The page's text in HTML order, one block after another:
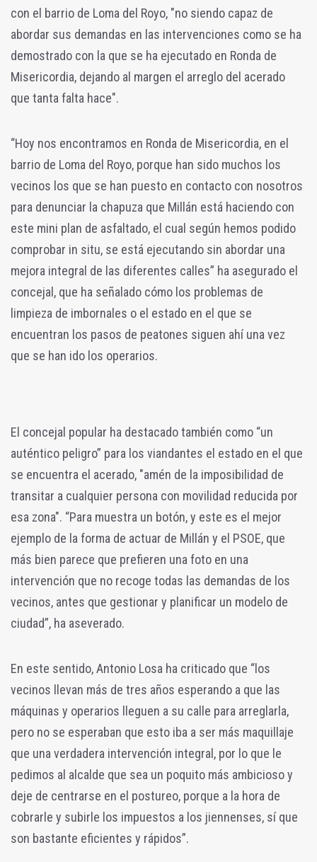
con el barrio de Loma del Royo, "no siendo capaz de
abordar sus demandas en las intervenciones como se ha
demostrado con la que se ha ejecutado en Ronda de
Misericordia, dejando al margen el arreglo del acerado
que tanta falta hace".
“Hoy nos encontramos en Ronda de Misericordia, en el
barrio de Loma del Royo, porque han sido muchos los
vecinos los que se han puesto en contacto con nosotros
para denunciar la chapuza que Millán está haciendo con
este mini plan de asfaltado, el cual según hemos podido
comprobar in situ, se está ejecutando sin abordar una
mejora integral de las diferentes calles” ha asegurado el
concejal, que ha señalado cómo los problemas de
limpieza de imbornales o el estado en el que se
encuentran los pasos de peatones siguen ahí una vez
que se han ido los operarios.
El concejal popular ha destacado también como “un
auténtico peligro” para los viandantes el estado en el que
se encuentra el acerado, "amén de la imposibilidad de
transitar a cualquier persona con movilidad reducida por
esa zona". “Para muestra un botón, y este es el mejor
ejemplo de la forma de actuar de Millán y el PSOE, que
más bien parece que prefieren una foto en una
intervención que no recoge todas las demandas de los
vecinos, antes que gestionar y planificar un modelo de
ciudad”, ha aseverado.
En este sentido, Antonio Losa ha criticado que “los
vecinos llevan más de tres años esperando a que las
máquinas y operarios lleguen a su calle para arreglarla,
pero no se esperaban que esto iba a ser más maquillaje
que una verdadera intervención integral, por lo que le
pedimos al alcalde que sea un poquito más ambicioso y
deje de centrarse en el postureo, porque a la hora de
cobrarle y subirle los impuestos a los jiennenses, sí que
son bastante eficientes y rápidos”.